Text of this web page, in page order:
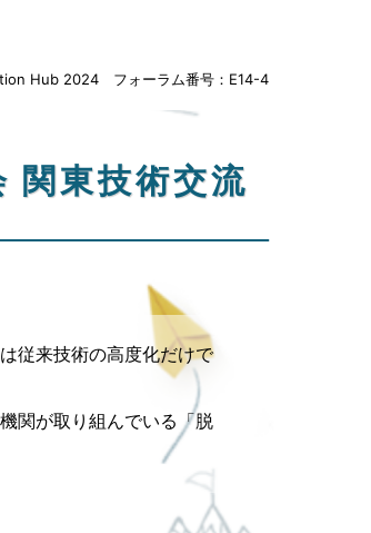
Hub 2024 フォーラム番号：E14-4
関東技術交流
従来技術の高度化だけで
関が取り組んでいる「脱